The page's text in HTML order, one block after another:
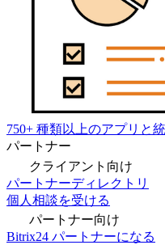
750+ 種類以上のアプリと
パートナー
クライアント向け
パートナーディレクトリ
個人相談を受ける
パートナー向け
Bitrix24 パートナーになる